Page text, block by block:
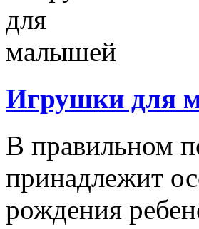
Игрушки для
В правильном
принадлежит
рождения